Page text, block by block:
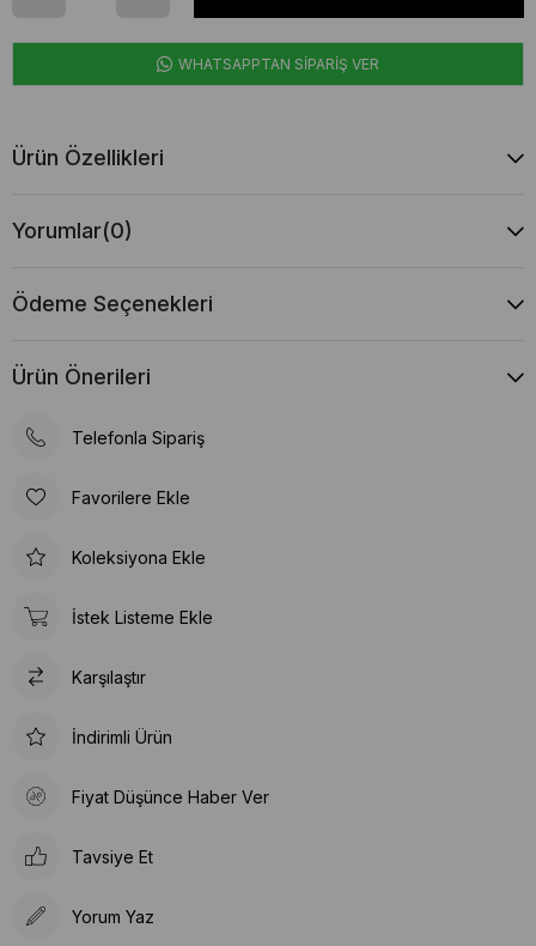
WHATSAPPTAN SİPARİŞ VER
Ürün Özellikleri
Yorumlar(0)
Ödeme Seçenekleri
Ürün Önerileri
Telefonla Sipariş
Favorilere Ekle
Koleksiyona Ekle
İstek Listeme Ekle
Karşılaştır
İndirimli Ürün
Fiyat Düşünce Haber Ver
Tavsiye Et
Yorum Yaz